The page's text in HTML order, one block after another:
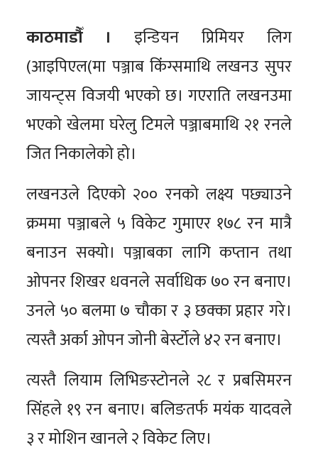
काठमाडौँ । इन्डियन प्रिमियर लिग
(आइपिएल(मा पञ्जाब किंग्समाथि लखनउ सुपर
जायन्ट्स विजयी भएको छ। गएराति लखनउमा
भएको खेलमा घरेलु टिमले पञ्जाबमाथि २१ रनले
जित निकालेको हो।
लखनउले दिएको २०० रनको लक्ष्य पछ्याउने
क्रममा पञ्जाबले ५ विकेट गुमाएर १७८ रन मात्रै
बनाउन सक्यो। पञ्जाबका लागि कप्तान तथा
ओपनर शिखर धवनले सर्वाधिक ७० रन बनाए।
उनले ५० बलमा ७ चौका र ३ छक्का प्रहार गरे।
त्यस्तै अर्का ओपन जोनी बेर्स्टोले ४२ रन बनाए।
त्यस्तै लियाम लिभिङस्टोनले २८ र प्रबसिमरन
सिंहले १९ रन बनाए। बलिङतर्फ मयंक यादवले
३ र मोशिन खानले २ विकेट लिए।